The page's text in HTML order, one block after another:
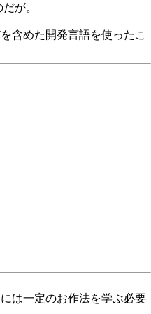
が。
含めた開発言語を使ったこ
は一定のお作法を学ぶ必要